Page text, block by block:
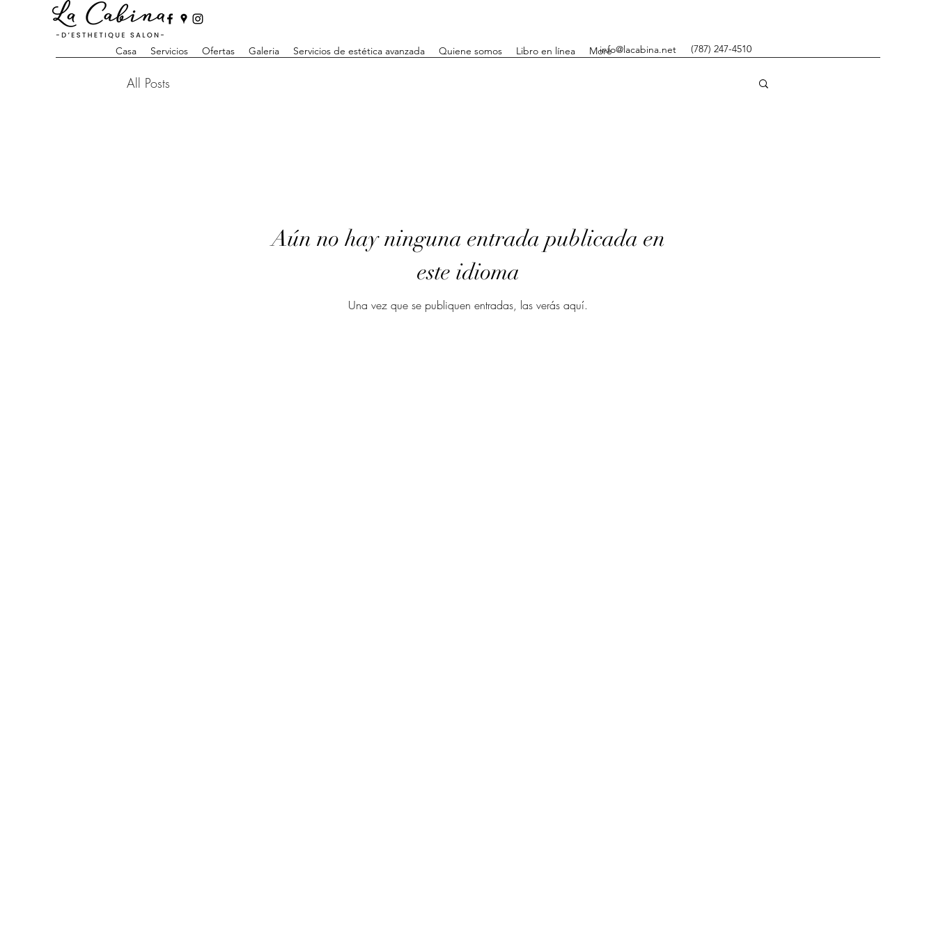
Casa Servicios Ofertas Galeria Servicios de estética avanzada Quiene somos Libro en línea Moreinfo@lacabina.net (787) 247-4510
All Posts
Aún no hay ninguna entrada publicada en
este idioma
Una vez que se publiquen entradas, las verás aquí.